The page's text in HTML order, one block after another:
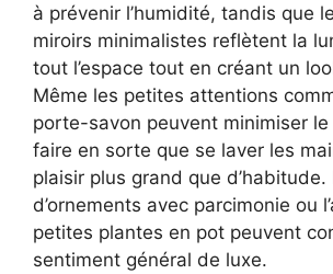
à prévenir l’humidité, tandis que
miroirs minimalistes reflètent la
tout l’espace tout en créant un
Même les petites attentions
porte-savon peuvent minimiser
faire en sorte que se laver les
plaisir plus grand que d’habitude.
d’ornements avec parcimonie ou
petites plantes en pot peuvent
sentiment général de luxe.